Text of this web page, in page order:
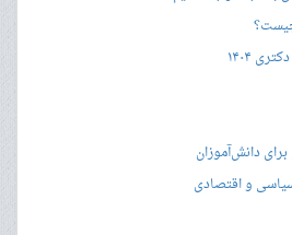
چیست؟
۱۴۰۴
دانش‌آموزان
و اقتصادی